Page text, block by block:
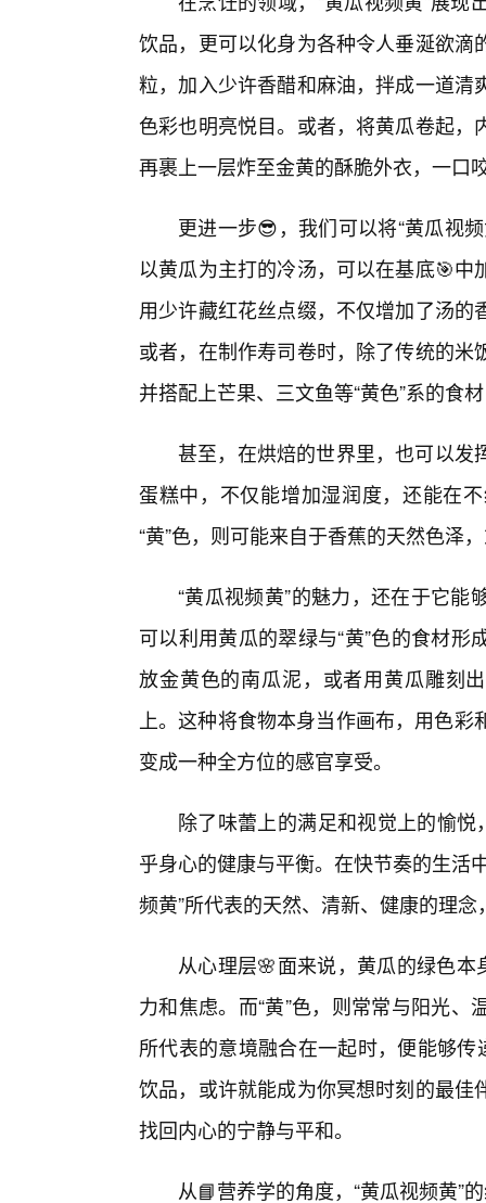
饮品，更可以化身为各种令人垂涎欲
粒，加入少许香醋和麻油，拌成一道
色彩也明亮悦目。或者，将黄瓜卷起
再裹上一层炸至金黄的酥脆外衣，一口
更进一步😎，我们可以将“黄瓜视
以黄瓜为主打的冷汤，可以在基底🎯
用少许藏红花丝点缀，不仅增加了汤
或者，在制作寿司卷时，除了传统的
并搭配上芒果、三文鱼等“黄色”系的食
甚至，在烘焙的世界里，也可以发
蛋糕中，不仅能增加湿润度，还能在
“黄”色，则可能来自于香蕉的天然色泽
“黄瓜视频黄”的魅力，还在于它
可以利用黄瓜的翠绿与“黄”色的食材
放金黄色的南瓜泥，或者用黄瓜雕刻
上。这种将食物本身当作画布，用色
变成一种全方位的感官享受。
除了味蕾上的满足和视觉上的愉悦
乎身心的健康与平衡。在快节奏的生活
频黄”所代表的天然、清新、健康的理
从心理层🌸面来说，黄瓜的绿色
力和焦虑。而“黄”色，则常常与阳光
所代表的意境融合在一起时，便能够
饮品，或许就能成为你冥想时刻的最
找回内心的宁静与平和。
从📘营养学的角度，“黄瓜视频黄”